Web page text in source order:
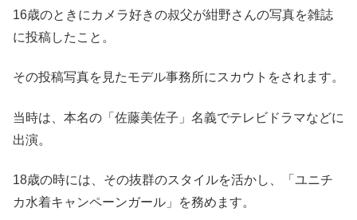
16歳のときにカメラ好きの叔父が紺野さんの写真を雑誌
に投稿したこと。
その投稿写真を見たモデル事務所にスカウトをされます。
当時は、本名の「佐藤美佐子」名義でテレビドラマなどに
出演。
18歳の時には、その抜群のスタイルを活かし、「ユニチ
カ水着キャンペーンガール」を務めます。